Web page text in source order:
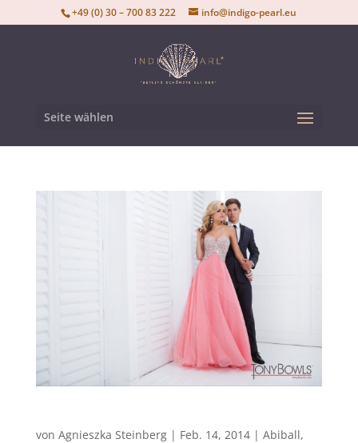
+49 (0) 30 – 700 83 222 info@indigo-pearl.eu
Seite wählen
von Agnieszka Steinberg| Feb. 14, 2014| Abiball,